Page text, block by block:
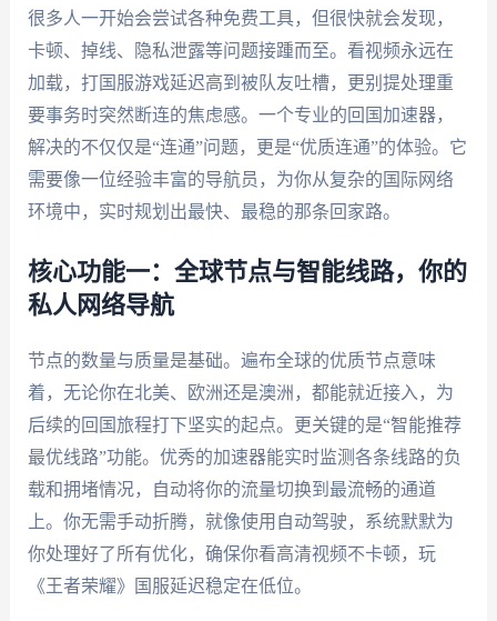
很多人一开始会尝试各种免费工具，但很快就会发现，
卡顿、掉线、隐私泄露等问题接踵而至。看视频永远在
加载，打国服游戏延迟高到被队友吐槽，更别提处理重
要事务时突然断连的焦虑感。一个专业的回国加速器，
解决的不仅仅是“连通”问题，更是“优质连通”的体验。它
需要像一位经验丰富的导航员，为你从复杂的国际网络
环境中，实时规划出最快、最稳的那条回家路。
核心功能一：全球节点与智能线路，你的
私人网络导航
节点的数量与质量是基础。遍布全球的优质节点意味
着，无论你在北美、欧洲还是澳洲，都能就近接入，为
后续的回国旅程打下坚实的起点。更关键的是“智能推荐
最优线路”功能。优秀的加速器能实时监测各条线路的负
载和拥堵情况，自动将你的流量切换到最流畅的通道
上。你无需手动折腾，就像使用自动驾驶，系统默默为
你处理好了所有优化，确保你看高清视频不卡顿，玩
《王者荣耀》国服延迟稳定在低位。